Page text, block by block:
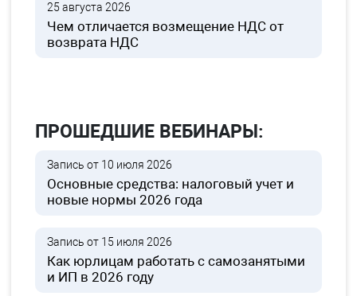
25 августа 2026
Чем отличается возмещение НДС от
возврата НДС
ПРОШЕДШИЕ ВЕБИНАРЫ:
Запись от 10 июля 2026
Основные средства: налоговый учет и
новые нормы 2026 года
Запись от 15 июля 2026
Как юрлицам работать с самозанятыми
и ИП в 2026 году